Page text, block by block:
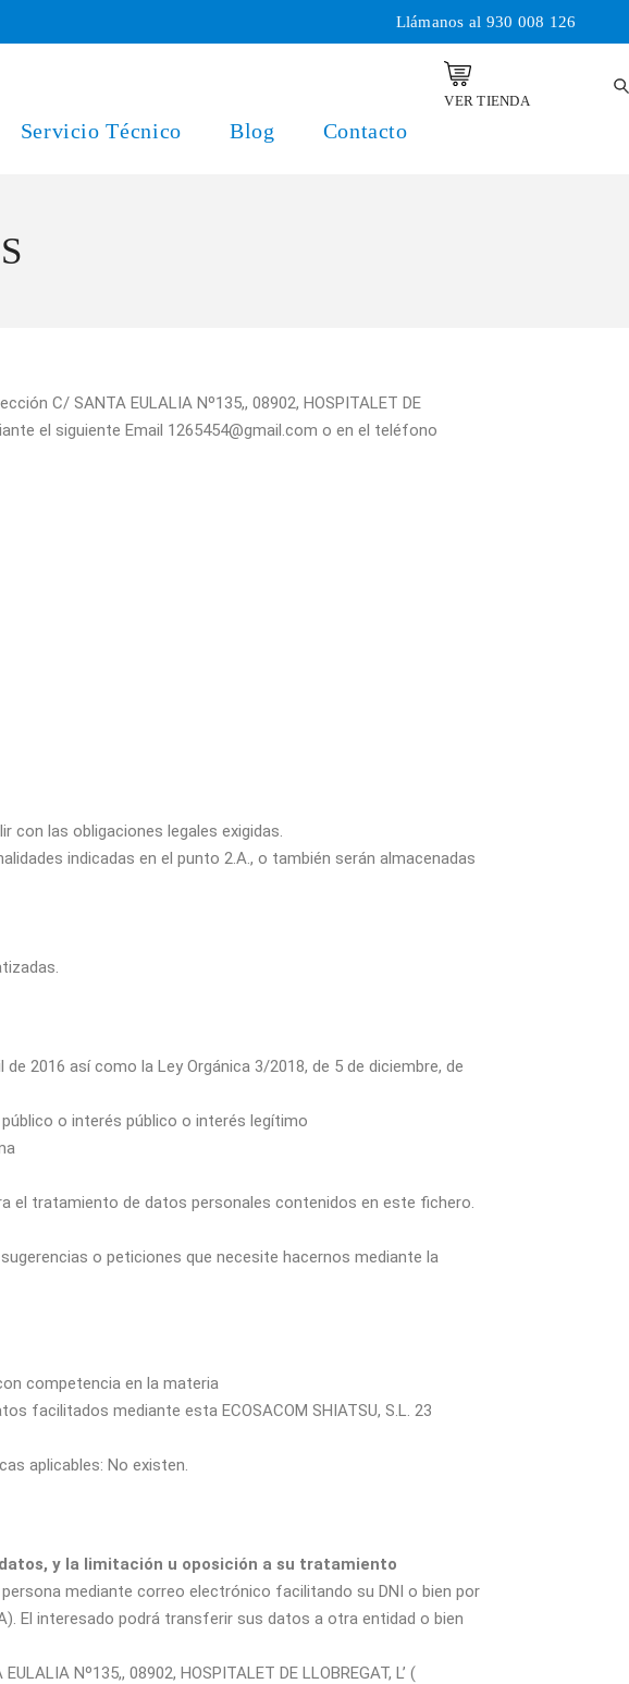
Llámanos al 930 008 126
Servicio Técnico Blog Contacto
VER TIENDA
C/ SANTA EULALIA Nº135,, 08902, HOSPITALET DE
el siguiente Email 1265454@gmail.com o en el teléfono
con las obligaciones legales exigidas.
indicadas en el punto 2.A., o también serán almacenadas
2016 así como la Ley Orgánica 3/2018, de 5 de diciembre, de
público o interés público o interés legítimo
el tratamiento de datos personales contenidos en este fichero.
o peticiones que necesite hacernos mediante la
competencia en la materia
facilitados mediante esta ECOSACOM SHIATSU, S.L. 23
aplicables: No existen.
y la limitación u oposición a su tratamiento
mediante correo electrónico facilitando su DNI o bien por
El interesado podrá transferir sus datos a otra entidad o bien
Nº135,, 08902, HOSPITALET DE LLOBREGAT, L’ (